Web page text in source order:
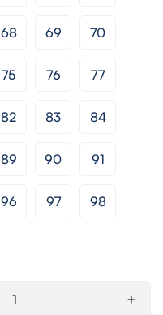
68 69 70
75 76 77
82 83 84
89 90 91
96 97 98